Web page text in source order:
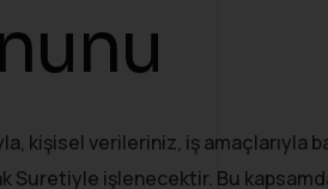
kişisel verileriniz, iş amaçlarıyla
Suretiyle işlenecektir. Bu